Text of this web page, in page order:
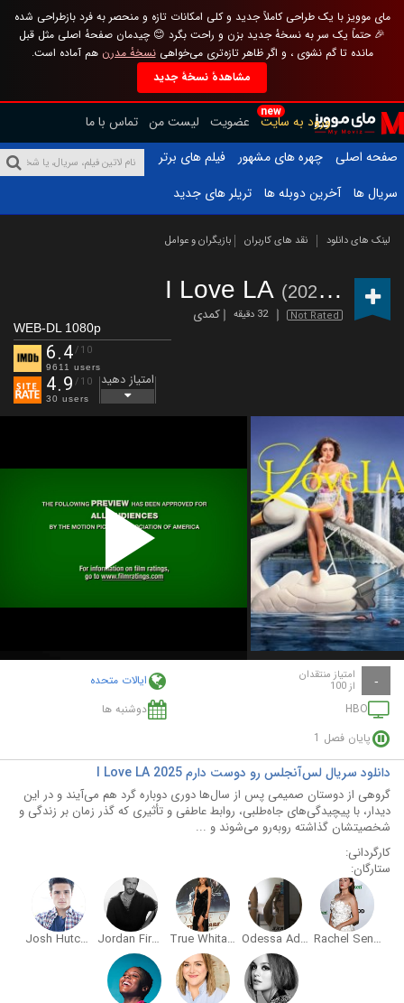
مای موویز با یک طراحی کاملاً جدید و کلی امکانات تازه و منحصر به فرد بازطراحی شده
🎉 حتماً یک سر به نسخهٔ جدید بزن و راحت بگرد 😊 چیدمان صفحهٔ اصلی مثل قبل
مانده تا گم نشوی ، و اگر ظاهر تازه‌تری می‌خواهینسخهٔ مدرن هم آماده است.
مشاهدهٔ نسخهٔ جدید
new
ورود به سایت عضویت لیست من تماس با ما
صفحه اصلی
چهره های مشهور
فیلم های برتر
سریال ها
آخرین دوبله ها تریلر های جدید
لینک های دانلود نقد های کاربران بازیگران و عوامل
I Love LA (2025 – )
Not Rated 32 دقیقه کمدی
WEB-DL 1080p
6.4/10
9611 users
4.9 /10
30 users
امتیاز دهید
Play
Video
- امتیاز منتقدان
از 100
ایالات متحده
HBO
دوشنبه ها
پایان فصل 1
دانلود سریال لس‌آنجلس رو دوست دارم I Love LA 2025
گروهی از دوستان صمیمی پس از سال‌ها دوری دوباره گرد هم می‌آیند و در این
دیدار، با پیچیدگی‌های جاه‌طلبی، روابط عاطفی و تأثیری که گذر زمان بر زندگی و
شخصیتشان گذاشته روبه‌رو می‌شوند و ...
کارگردانی:
ستارگان:
Rachel Sennott
Odessa Adlon
True Whitaker
Jordan Firstman
Josh Hutcherson